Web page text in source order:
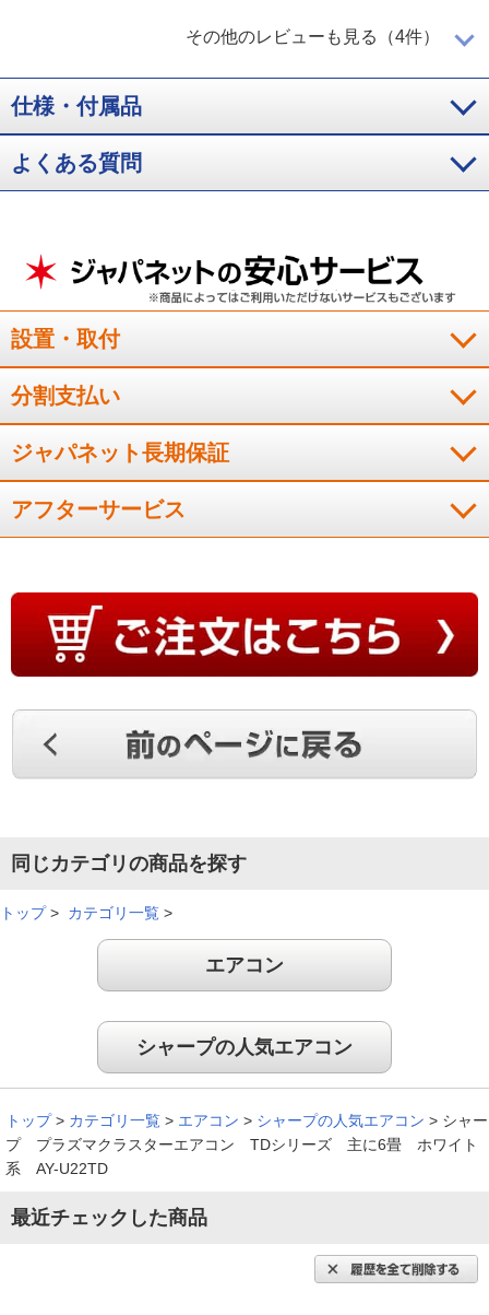
暑さを乗り越えられる
くなるかもしれないということで、今付け替えようと購入に至
りました。暑さを乗り越えるのに安心材料になりました。
静かで早く冷える
０．５度刻みで出来ない
（兵庫県50代 I.S様
す。
商品により、同一シリーズをご購入された方の声を含みます。
その他のレビューも見る（4件）
仕様・付属品
よくある質問
設置・取付
分割支払い
ジャパネット長期保証
アフターサービス
同じカテゴリの商品を探す
トップ> カテゴリ一覧 >
エアコン
シャープの人気エアコン
トップ > カテゴリ一覧 > エアコン > シャープの人気エアコン > シャー
プ プラズマクラスターエアコン TDシリーズ 主に6畳 ホワイト
系 AY-U22TD
最近チェックした商品